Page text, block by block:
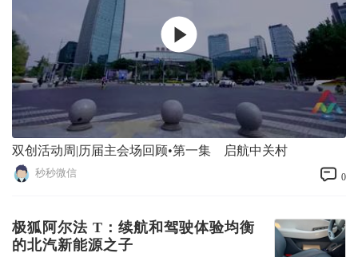
双创活动周|历届主会场回顾•第一集 启航中关村
秒秒微信 0
极狐阿尔法 T：续航和驾驶体验均衡
的北汽新能源之子